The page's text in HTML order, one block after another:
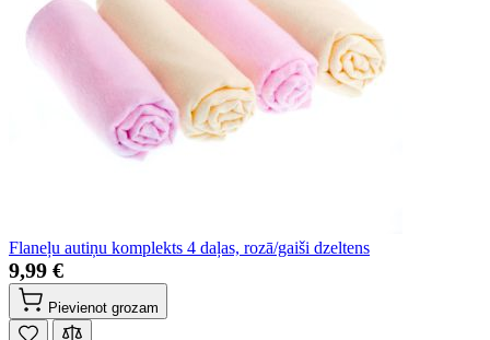
Flaneļu autiņu komplekts 4 daļas, rozā/gaiši dzeltens
9,99 €
Pievienot grozam